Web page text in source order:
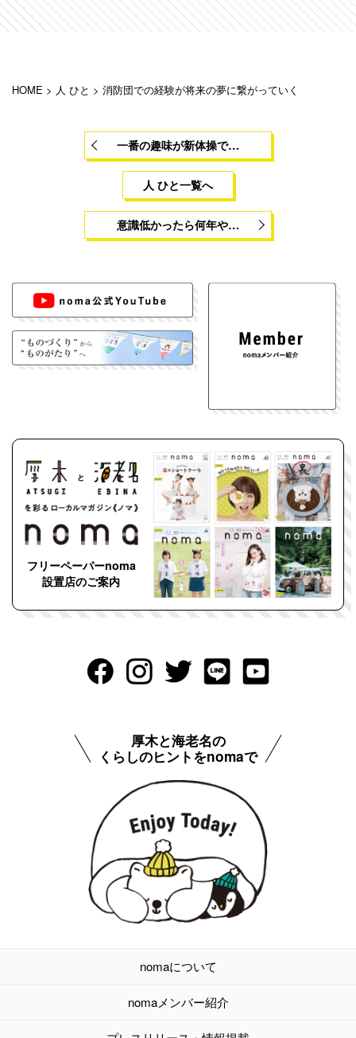
HOME > 人 ひと > 消防団での経験が将来の夢に繋がっていく
一番の趣味が新体操で…
人 ひと一覧へ
意識低かったら何年や…
フリーペーパーnoma
設置店のご案内
厚木と海老名の
くらしのヒントをnomaで
nomaについて
nomaメンバー紹介